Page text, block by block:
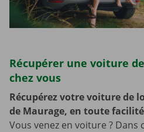
Récupérer une voiture
chez vous
Récupérez votre voiture de
de Maurage, en toute
Vous venez en voiture ? Dans